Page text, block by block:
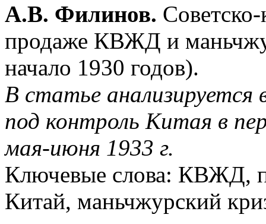
А.В. Филинов.
продаже КВЖД и
начало 1930 годов).
В статье
под контроль Китая в
мая-июня 1933 г.
Ключевые слова: КВЖД,
Китай, маньчжурский